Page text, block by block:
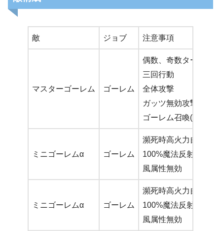
敵 ジョブ 注意事項
マスターゴーレム ゴーレム
偶数、奇数ターンで
三回行動
全体攻撃
ガッツ無効攻撃スキル
ゴーレム召喚(最大6
ミニゴーレムα ゴーレム
瀕死時高火力自爆攻
100%魔法反射パッシ
風属性無効
ミニゴーレムα ゴーレム
瀕死時高火力自爆攻
100%魔法反射パッシ
風属性無効